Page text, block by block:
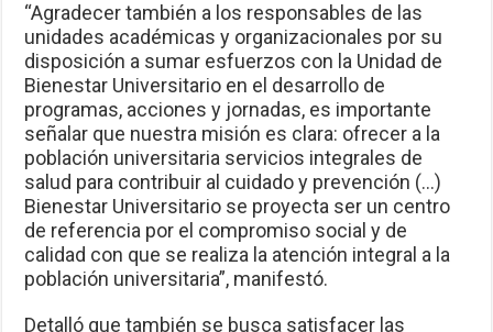
“Agradecer también a los responsables de las
unidades académicas y organizacionales por su
disposición a sumar esfuerzos con la Unidad de
Bienestar Universitario en el desarrollo de
programas, acciones y jornadas, es importante
señalar que nuestra misión es clara: ofrecer a la
población universitaria servicios integrales de
salud para contribuir al cuidado y prevención (…)
Bienestar Universitario se proyecta ser un centro
de referencia por el compromiso social y de
calidad con que se realiza la atención integral a la
población universitaria”, manifestó.
Detalló que también se busca satisfacer las